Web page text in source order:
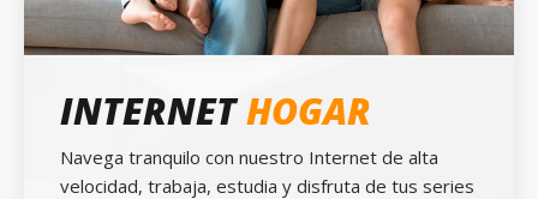
INTERNETHOGAR
Navega tranquilo con nuestro Internet de alta
velocidad, trabaja, estudia y disfruta de tus series